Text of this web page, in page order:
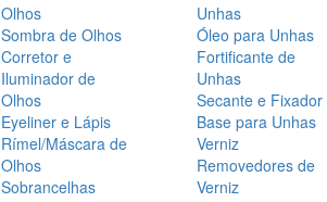
Olhos
Sombra de Olhos
Corretor e
Iluminador de
Olhos
Eyeliner e Lápis
Rímel/Máscara de
Olhos
Sobrancelhas
Unhas
Óleo para Unhas
Fortificante de
Unhas
Secante e Fixador
Base para Unhas
Verniz
Removedores de
Verniz